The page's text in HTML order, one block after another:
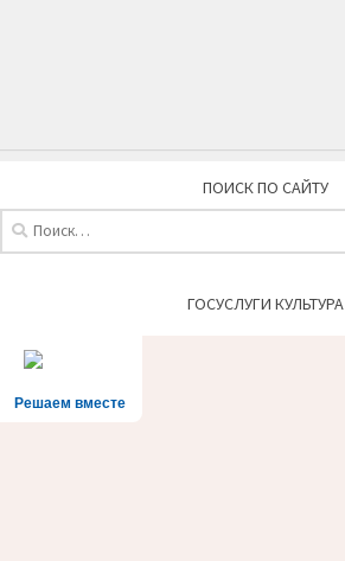
ПОИСК ПО САЙТУ
ГОСУСЛУГИ КУЛЬТУРА
Решаем вместе